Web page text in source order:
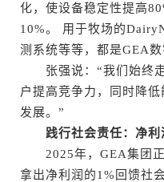
化，使设备稳定性提高
10%。 用于牧场的
测系统等等，都是GEA数
张强说：“我们始终走
户提高竞争力，同时降
发展。”
践行社会责任：净利
2025年，GEA集团正
拿出净利润的1%回馈社